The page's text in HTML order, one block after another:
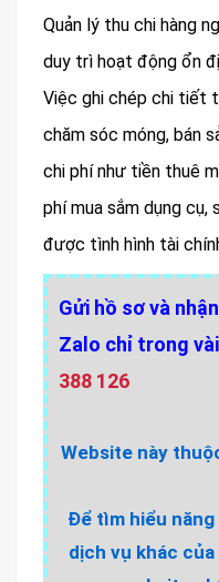
Quản lý thu chi hàng
duy trì hoạt động ổn
Việc ghi chép chi tiết
chăm sóc móng, bán
chi phí như tiền thuê
phí mua sắm dụng cụ,
được tình hình tài
Gửi hồ sơ và
Zalo chỉ trong
388 126
Website này
Để tìm hiểu năng
dịch vụ khác